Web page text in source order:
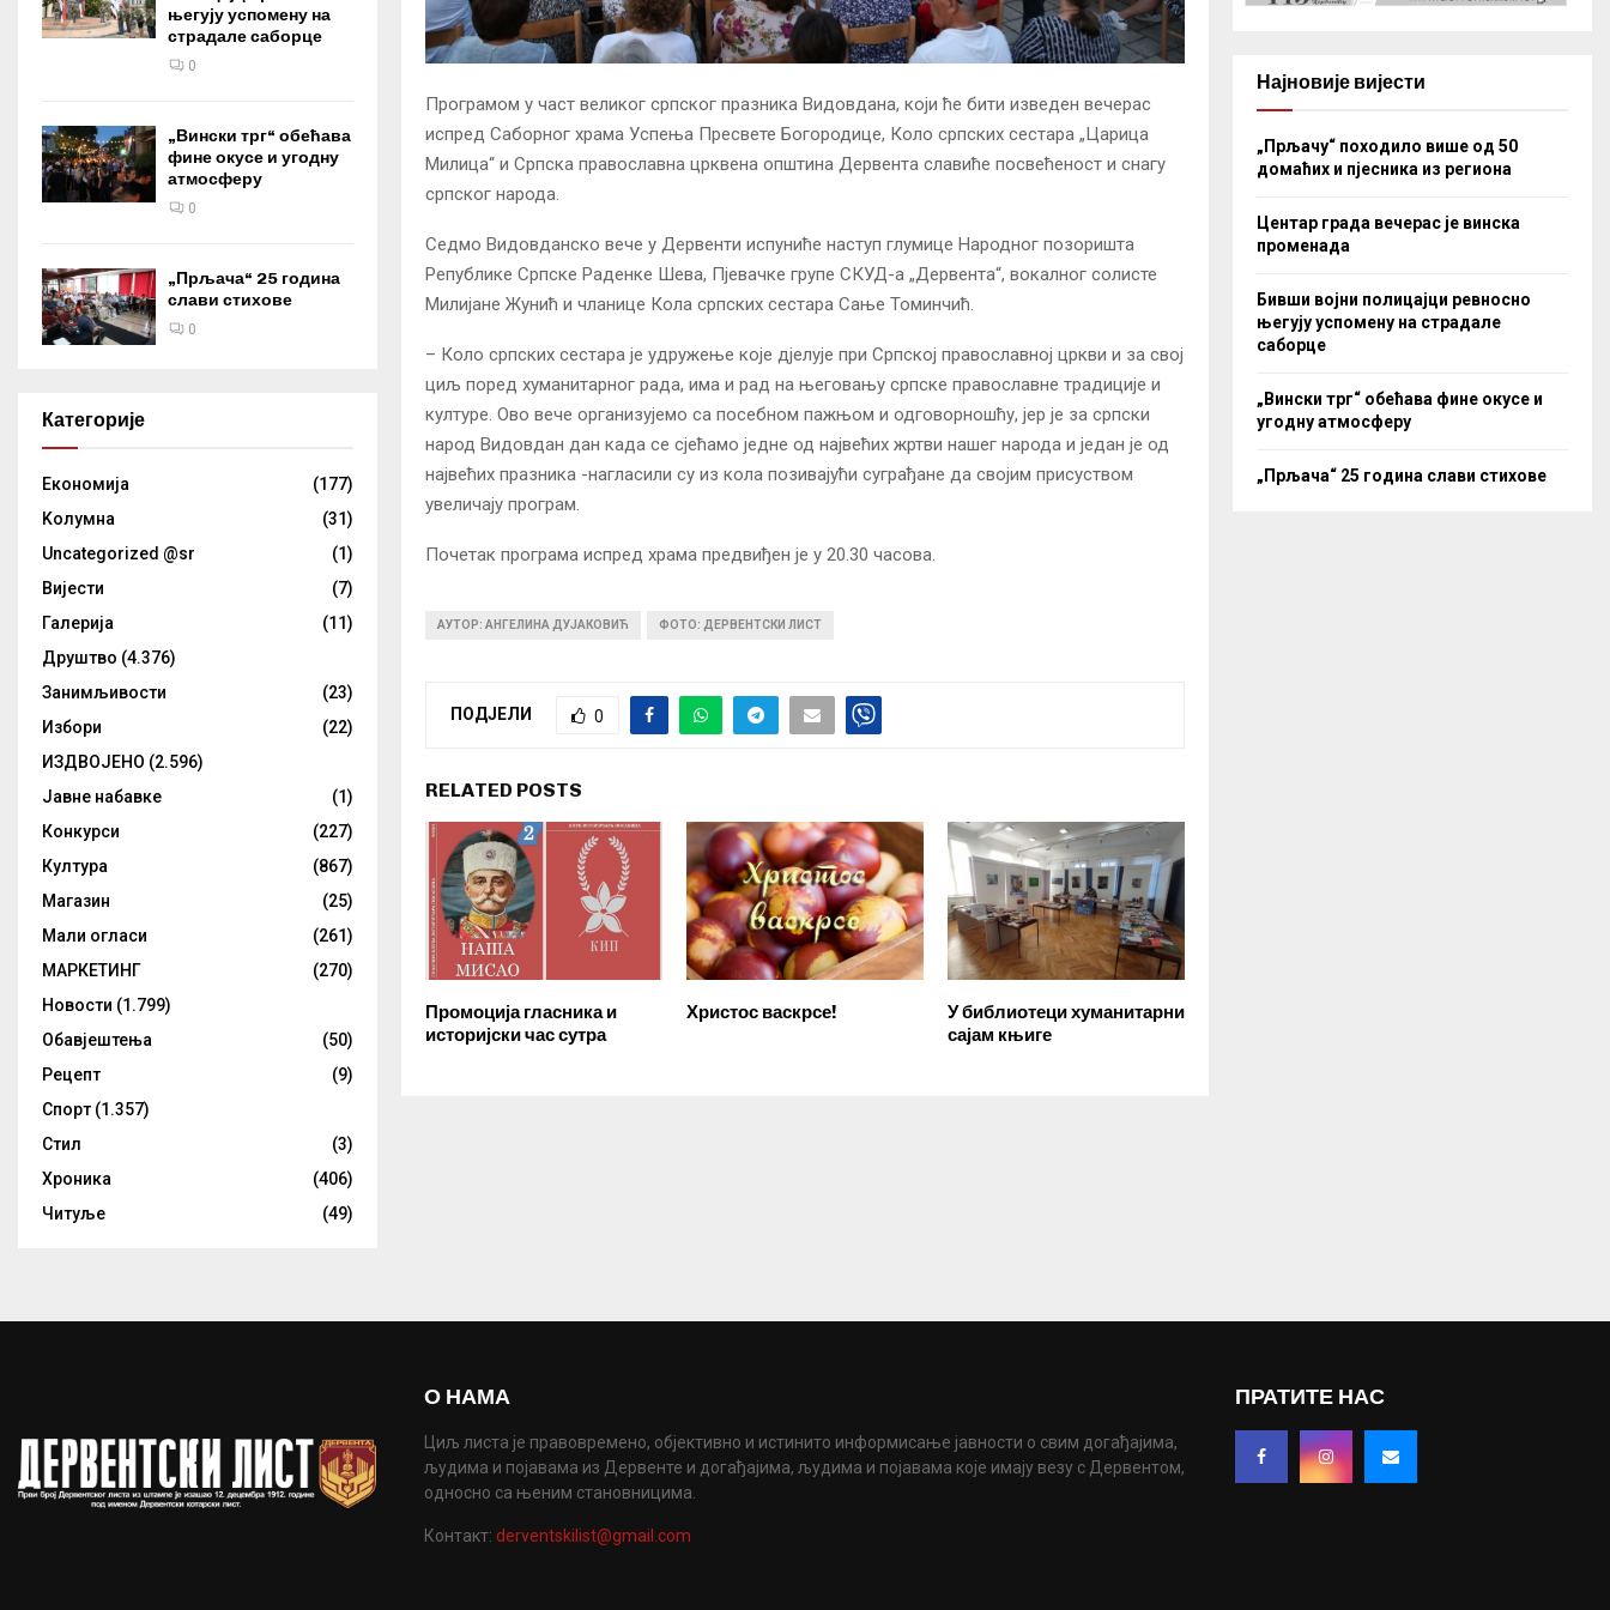
Програмом у част великог српског празника Видовдана, који ће бити изведен вечерас
испред Саборног храма Успења Пресвете Богородице, Коло српских сестара „Царица
Милица“ и Српска православна црквена општина Дервента славиће посвећеност и снагу
српског народа.
Седмо Видовданско вече у Дервенти испуниће наступ глумице Народног позоришта
Републике Српске Раденке Шева, Пјевачке групе СКУД-а „Дервента“, вокалног солисте
Милијане Жунић и чланице Кола српских сестара Сање Томинчић.
– Коло српских сестара је удружење које дјелује при Српској православној цркви и за свој
циљ поред хуманитарног рада, има и рад на његовању српске православне традиције и
културе. Ово вече организујемо са посебном пажњом и одговорношћу, јер је за српски
народ Видовдан дан када се сјећамо једне од највећих жртви нашег народа и један је од
највећих празника -нагласили су из кола позивајући суграђане да својим присуством
увеличају програм.
Почетак програма испред храма предвиђен је у 20.30 часова.
АУТОР: АНГЕЛИНА ДУЈАКОВИЋ ФОТО: ДЕРВЕНТСКИ ЛИСТ
ПОДЈЕЛИ 0
RELATED POSTS
Промоција гласника и
историјски час сутра
Христос васкрсе!
У библиотеци хуманитарни
сајам књиге
његују успомену на
страдале саборце
0
„Вински трг“ обећава
фине окусе и угодну
атмосферу
0
„Прљача“ 25 година
слави стихове
0
Категорије
Eкономија
(177)
Kолумнa
(31)
Uncategorized @sr
(1)
Вијести
(7)
Галерија
(11)
Друштво (4.376)
Занимљивости
(23)
Избори
(22)
ИЗДВОЈЕНО (2.596)
Јавне набавке
(1)
Конкурси
(227)
Култура
(867)
Магазин
(25)
Мали огласи
(261)
МАРКЕТИНГ
(270)
Новости (1.799)
Обавјештења
(50)
Рецепт
(9)
Спорт (1.357)
Стил
(3)
Хроника
(406)
Читуље
(49)
Најновије вијести
„Прљачу“ походило више од 50
домаћих и пјесника из региона
Центар града вечерас је винска
променада
Бивши војни полицајци ревносно
његују успомену на страдале
саборце
„Вински трг“ обећава фине окусе и
угодну атмосферу
„Прљача“ 25 година слави стихове
О НАМА
Циљ листа је правовремено, објективно и истинито информисање јавности о свим догађајима,
људима и појавама из Дервенте и догађајима, људима и појавама које имају везу с Дервентом,
односно са њеним становницима.
Контакт: derventskilist@gmail.com
ПРАТИТЕ НАС